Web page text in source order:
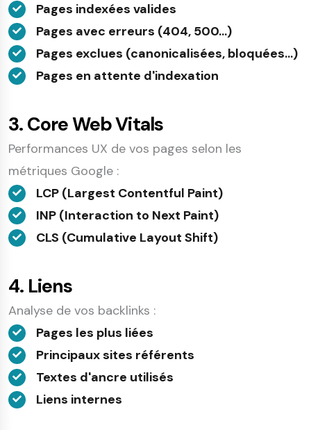
Pages indexées valides
Pages avec erreurs (404, 500...)
Pages exclues (canonicalisées, bloquées...)
Pages en attente d'indexation
3. Core Web Vitals
Performances UX de vos pages selon les
métriques Google :
LCP (Largest Contentful Paint)
INP (Interaction to Next Paint)
CLS (Cumulative Layout Shift)
4. Liens
Analyse de vos backlinks :
Pages les plus liées
Principaux sites référents
Textes d'ancre utilisés
Liens internes